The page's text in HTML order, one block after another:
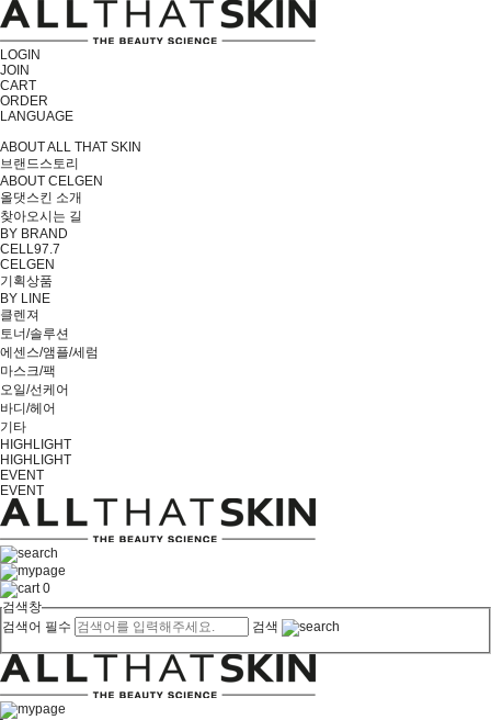
LOGIN
JOIN
CART
ORDER
LANGUAGE
ABOUT ALL THAT SKIN
브랜드스토리
ABOUT CELGEN
올댓스킨 소개
찾아오시는 길
BY BRAND
CELL97.7
CELGEN
기획상품
BY LINE
클렌져
토너/솔루션
에센스/앰플/세럼
마스크/팩
오일/선케어
바디/헤어
기타
HIGHLIGHT
HIGHLIGHT
EVENT
EVENT
0
검색창
검색어 필수
검색